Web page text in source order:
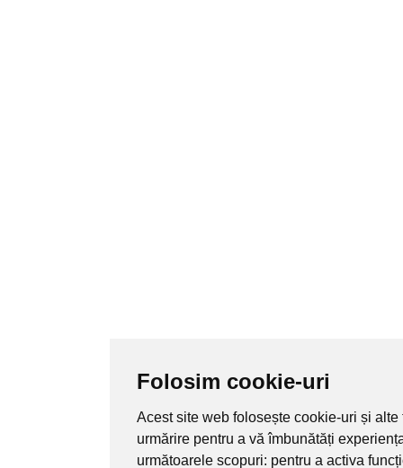
Folosim cookie-uri
Acest site web folosește cookie-uri și
urmărire pentru a vă îmbunătăți
următoarele scopuri: pentru a activa